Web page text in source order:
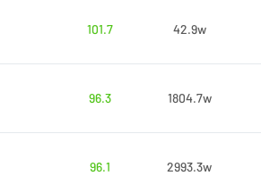
101.7
42.9w
96.3
1804.7w
96.1
2993.3w